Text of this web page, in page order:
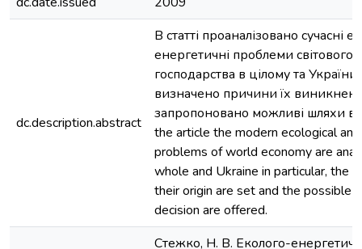
dc.description.abstract
В статті проаналізовано сучасні
енергетичні проблеми світового
господарства в цілому та
визначено причини їх
запропоновано можливі шляхи
the article the modern ecological
problems of world economy are
whole and Ukraine in particular, the
their origin are set and the possible
decision are offered.
Стежко, Н. В. Еколого-